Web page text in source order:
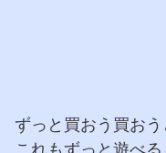
ずっと買おう買おう